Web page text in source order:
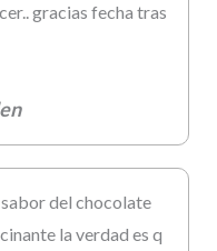
gracias fecha tras
del chocolate
la verdad es q